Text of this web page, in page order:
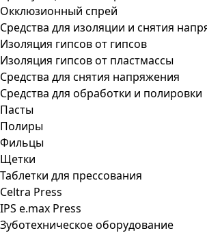
Окклюзионный спрей
Средства для изоляции и снятия
Изоляция гипсов от гипсов
Изоляция гипсов от пластмассы
Средства для снятия напряжения
Средства для обработки и полировки
Пасты
Полиры
Фильцы
Щетки
Таблетки для прессования
Celtra Press
IPS e.max Press
Зуботехническое оборудование